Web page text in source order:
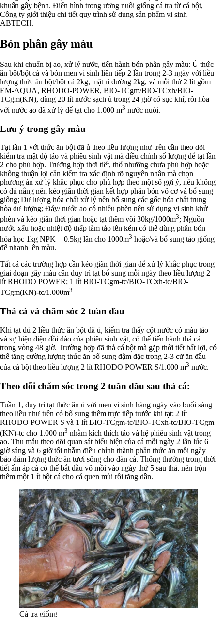
khuẩn gây bệnh. Điển hình trong ương nuôi giống cá tra từ cá bột,
Công ty giới thiệu chi tiết quy trình sử dụng sản phẩm vi sinh
ABTECH.
Bón phân gây màu
Sau khi chuẩn bị ao, xử lý nước, tiến hành bón phân gây màu: Ủ thức
ăn bột/bột cá và bón men vi sinh liên tiếp 2 lần trong 2-3 ngày với liều
lượng thức ăn bột/bột cá 2kg, mật rỉ đường 2kg, và mỗi thứ 2 lít gồm
EM-AQUA, RHODO-POWER, BIO-TCgm/BIO-TCxh/BIO-
TCgm(KN), dùng 20 lít nước sạch ủ trong 24 giờ có sục khí, rồi hòa
với nước ao đã xử lý để tạt cho 1.000 m3 nước nuôi.
Lưu ý trong gây màu
Tạt lần 1 với thức ăn bột đã ủ theo liều lượng như trên cần theo dõi
kiểm tra mật độ tảo và phiêu sinh vật mà điều chỉnh số lượng để tạt lần
2 cho phù hợp. Trường hợp thời tiết, thổ nhưỡng chưa phù hợp hoặc
không thuận lợi cần kiểm tra xác định rõ nguyên nhân mà chọn
phương án xử lý khắc phục cho phù hợp theo một số gợi ý, nếu không
có đủ nắng nên kéo giãn thời gian kết hợp phân bón vô cơ và bổ sung
giống; Dư lượng hóa chất xử lý nên bổ sung các gốc hóa chất trung
hòa dư lượng; Đáy/ nước ao có nhiều phèn nên sử dụng vi sinh khử
phèn và kéo giãn thời gian hoặc tạt thêm vôi 30kg/1000m3; Nguồn
nước xấu hoặc nhiệt độ thấp làm tảo lên kém có thể dùng phân bón
hóa học 1kg NPK + 0.5kg lân cho 1000m3 hoặc/và bổ sung tảo giống
để nhanh lên màu.
Tất cả các trường hợp cần kéo giãn thời gian để xử lý khắc phục trong
giai đoạn gây màu cần duy trì tạt bổ sung mỗi ngày theo liều lượng 2
lít RHODO POWER; 1 lít BIO-TCgm-tc/BIO-TCxh-tc/BIO-
TCgm(KN)-tc/1.000m3
Thả cá và chăm sóc 2 tuần đầu
Khi tạt đủ 2 liều thức ăn bột đã ủ, kiểm tra thấy cột nước có màu tảo
và sự hiện diện dồi dào của phiêu sinh vật, có thể tiến hành thả cá
trong vòng 48 giờ. Trường hợp đã thả cá bột mà gặp thời tiết bất lợi, có
thể tăng cường lượng thức ăn bổ sung đậm đặc trong 2-3 cữ ăn đầu
của cá bột theo liều lượng 2 lít RHODO POWER S/1.000 m3 nước.
Theo dõi chăm sóc trong 2 tuần đầu sau thả cá:
Tuần 1, duy trì tạt thức ăn ủ với men vi sinh hàng ngày vào buổi sáng
theo liều như trên có bổ sung thêm trực tiếp trước khi tạt: 2 lít
RHODO POWER S và 1 lít BIO-TCgm-tc/BIO-TCxh-tc/BIO-TCgm
(KN)-tc cho 1.000 m3 nhằm kích thích tảo và hệ phiêu sinh vật trong
ao. Thu mẫu theo dõi quan sát biểu hiện của cá mỗi ngày 2 lần lúc 6
giờ sáng và 6 giờ tối nhằm điều chỉnh thành phần thức ăn mỗi ngày
bảo đảm lượng thức ăn tươi sống cho đàn cá. Thông thường trong thời
tiết ấm áp cá có thể bắt đầu vô mồi vào ngày thứ 5 sau thả, nên trộn
thêm một 1 ít bột cá cho cá quen mùi rồi tăng dần.
Cá tra giống